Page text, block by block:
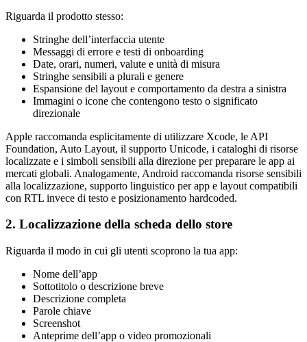
Riguarda il prodotto stesso:
Stringhe dell’interfaccia utente
Messaggi di errore e testi di onboarding
Date, orari, numeri, valute e unità di misura
Stringhe sensibili a plurali e genere
Espansione del layout e comportamento da destra a sinistra
Immagini o icone che contengono testo o significato
direzionale
Apple raccomanda esplicitamente di utilizzare Xcode, le API
Foundation, Auto Layout, il supporto Unicode, i cataloghi di risorse
localizzate e i simboli sensibili alla direzione per preparare le app ai
mercati globali. Analogamente, Android raccomanda risorse sensibili
alla localizzazione, supporto linguistico per app e layout compatibili
con RTL invece di testo e posizionamento hardcoded.
2. Localizzazione della scheda dello store
Riguarda il modo in cui gli utenti scoprono la tua app:
Nome dell’app
Sottotitolo o descrizione breve
Descrizione completa
Parole chiave
Screenshot
Anteprime dell’app o video promozionali